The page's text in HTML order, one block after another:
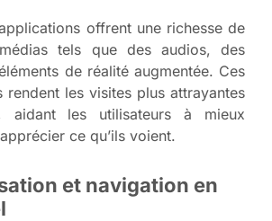
offrent une richesse de
tels que des audios, des
de réalité augmentée. Ces
rendent les visites plus attrayantes
aidant les utilisateurs à mieux
ce qu’ils voient.
et navigation en